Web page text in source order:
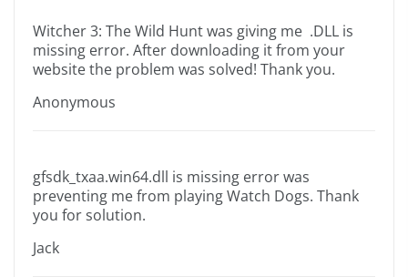
Witcher 3: The Wild Hunt was giving me .DLL is
missing error. After downloading it from your
website the problem was solved! Thank you.
Anonymous
gfsdk_txaa.win64.dll is missing error was
preventing me from playing Watch Dogs. Thank
you for solution.
Jack